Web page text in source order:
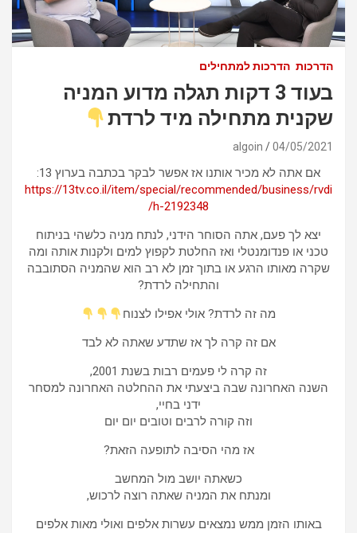
הדרכות הדרכות למתחילים
בעוד 3 דקות תגלה מדוע המניה
שקנית מתחילה מיד לרדת
04/05/2021
algoin
אם אתה לא מכיר אותנו אז אפשר לבקר בכתבה בערוץ 13:
https://13tv.co.il/item/special/recommended/business/rvdi
h-2192348/
יצא לך פעם, אתה הסוחר הידני, לנתח מניה כלשהי בניתוח
טכני או פנדומנטלי ואז החלטת לקפוץ למים ולקנות אותה ומה
שקרה מאותו הרגע או בתוך זמן לא רב הוא שהמניה הסתובבה
והתחילה לרדת?
מה זה לרדת? אולי אפילו לצנוח
אם זה קרה לך אז שתדע שאתה לא לבד
זה קרה לי פעמים רבות בשנת 2001,
השנה האחרונה שבה ביצעתי את ההחלטה האחרונה למסחר
ידני בחיי,
וזה קורה לרבים וטובים יום יום
אז מהי הסיבה לתופעה הזאת?
כשאתה יושב מול המחשב
ומנתח את המניה שאתה רוצה לרכוש,
באותו הזמן ממש נמצאים עשרות אלפים ואולי מאות אלפים